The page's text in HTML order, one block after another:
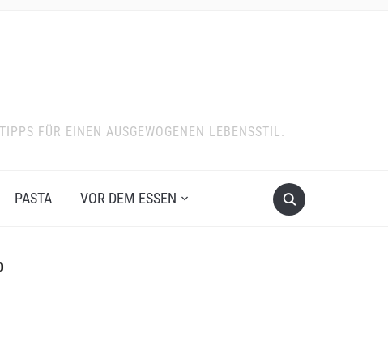
FÜR EINEN AUSGEWOGENEN LEBENSSTIL.
PASTA VOR DEM ESSEN